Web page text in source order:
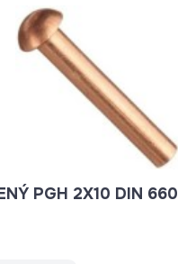
NIT MEDENÝ PGH 2X10 DIN 660